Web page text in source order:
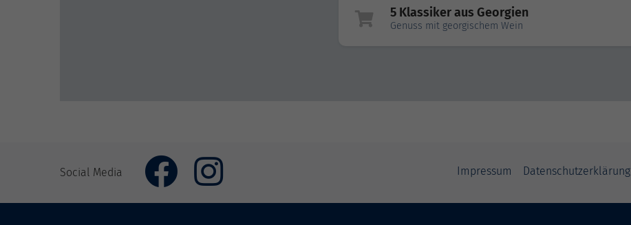
5 Klassiker aus Georgien
Genuss mit georgischem Wein
Social Media Impressum Datenschutzerklärung